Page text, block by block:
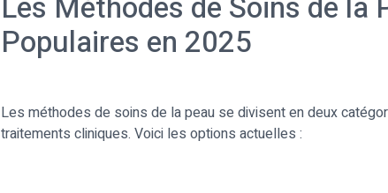
Populaires en 2025
Les méthodes de soins de la peau se divisent en deux
traitements cliniques. Voici les options actuelles :